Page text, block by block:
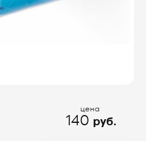
цена
140 руб.